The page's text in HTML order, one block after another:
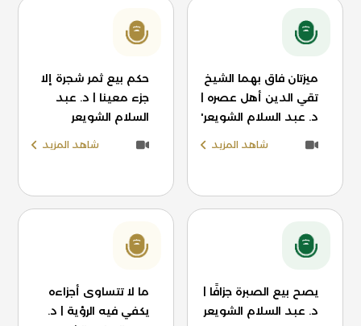
ميزتان فاق بهما الشيخ
تقي الدين أهل عصره |
د. عبد السلام الشويعر'
شاهد المزيد
حكم بيع ثمر شجرة إلا
جزء معينا | د. عبد
السلام الشويعر
شاهد المزيد
يصح بيع الصبرة جزافًا |
د. عبد السلام الشويعر
ما لا تتساوى أجزاءه
يكفي فيه الرؤية | د.